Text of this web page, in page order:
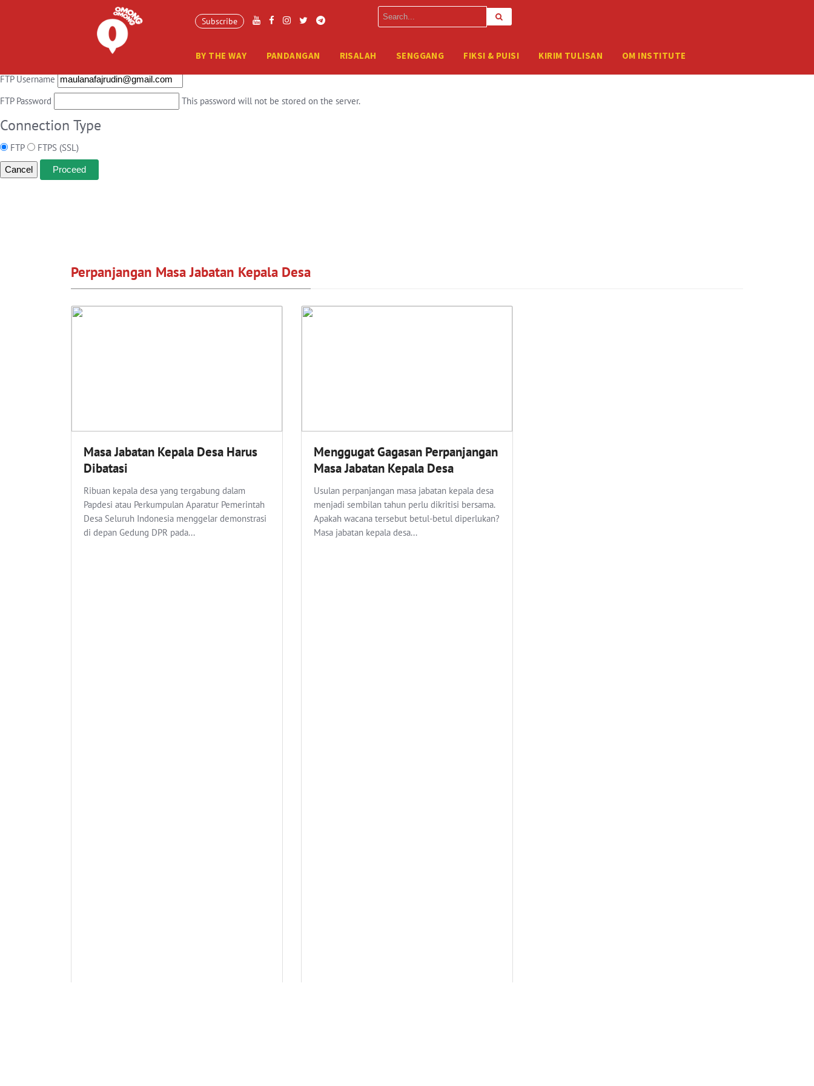
Connection Information
To perform the requested action, WordPress needs to access your web server. Please enter your FTP credentials to proceed. If you do not remember your credentials, you should contact your web host.
FTP Username
FTP Password
This password will not be stored on the server.
Connection Type
FTP FTPS (SSL)
Cancel
Subscribe
BY THE WAY PANDANGAN RISALAH SENGGANG FIKSI & PUISI KIRIM TULISAN OM INSTITUTE
Perpanjangan Masa Jabatan Kepala Desa
Masa Jabatan Kepala Desa Harus
Dibatasi
Ribuan kepala desa yang tergabung dalam
Papdesi atau Perkumpulan Aparatur Pemerintah
Desa Seluruh Indonesia menggelar demonstrasi
di depan Gedung DPR pada...
Menggugat Gagasan Perpanjangan
Masa Jabatan Kepala Desa
Usulan perpanjangan masa jabatan kepala desa
menjadi sembilan tahun perlu dikritisi bersama.
Apakah wacana tersebut betul-betul diperlukan?
Masa jabatan kepala desa...